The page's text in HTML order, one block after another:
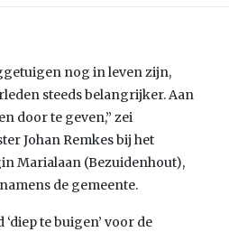
nog in leven zijn,
steeds belangrijker. Aan
door te geven,” zei
Johan Remkes bij het
Marialaan (Bezuidenhout),
de gemeente.
te buigen’ voor de